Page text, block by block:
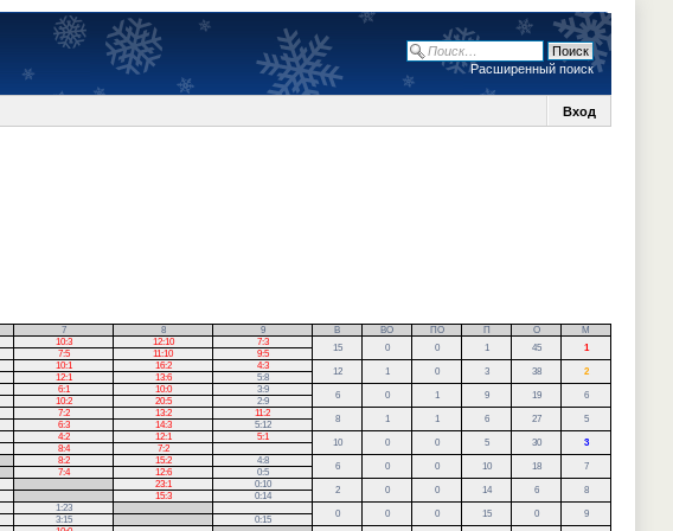
Расширенный поиск
Вход
7 8 9 В ВО ПО П О
М
10:3 12:10 7:3
15 0 0 1 45 1
7:5 11:10
9:5
10:1 16:2 4:3
12 1 0 3 38 2
12:1 13:6
5:8
6:1 10:0 3:9
6 0 1 9 19 6
10:2 20:5
2:9
7:2 13:2 11:2
8 1 1 6 27 5
6:3 14:3
5:12
4:2 12:1 5:1
10 0 0 5 30 3
8:4
7:2
8:2 15:2 4:8
6 0 0 10 18 7
7:4 12:6
0:5
23:1 0:10
2 0 0 14 6 8
15:3
0:14
1:23
0 0 0 15 0 9
3:15
0:15